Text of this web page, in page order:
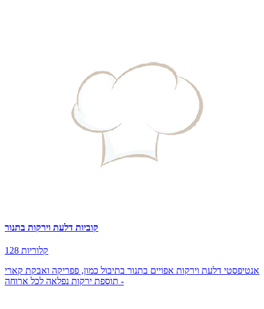
קוביות דלעת וירקות בתנור
128 קלוריות
אנטיפסטי דלעת וירקות אפויים בתנור בתיבול כמון, פפריקה ואבקת קארי
- תוספת ירקות נפלאה לכל ארוחה